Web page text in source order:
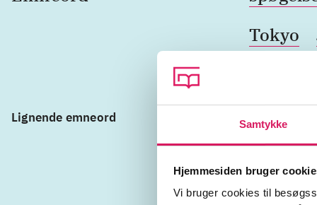
Samtykke
Hjemmesiden bruger
Vi bruger cookies til
Tokyo
Lignende emneord mystik
tyveri